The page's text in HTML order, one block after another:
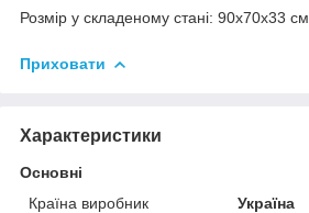
Розмір у складеному стані: 90х70х33 см.
Приховати
Характеристики
Основні
Країна виробник
Україна